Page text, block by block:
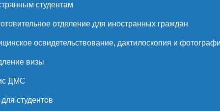
студентам
отделение для иностранных граждан
освидетельствование, дактилоскопия и
визы
ДМС
студентов